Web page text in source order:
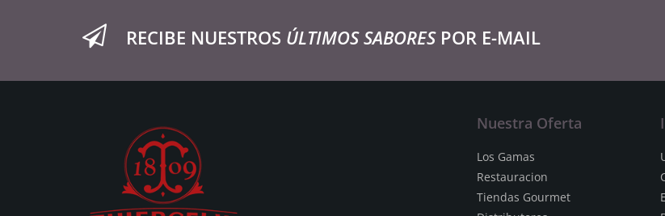
RECIBE NUESTROS ÚLTIMOS SABORESPOR E-MAIL
Nuestra Oferta
Los Gamas
Restauracion
Tiendas Gourmet